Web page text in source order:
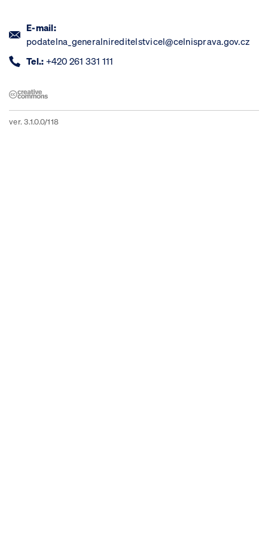
E-mail:
podatelna_generalnireditelstvicel@celnisprava.gov.cz
Tel.: +420 261 331 111
ver. 3.1.0.0/118